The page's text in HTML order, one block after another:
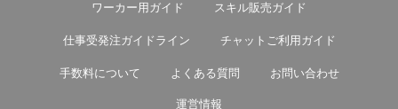
ワーカー用ガイド スキル販売ガイド
仕事受発注ガイドライン チャットご利用ガイド
手数料について よくある質問 お問い合わせ
運営情報